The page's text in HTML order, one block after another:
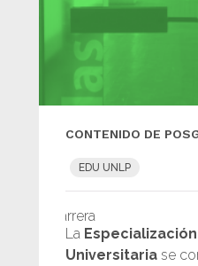
CONTENIDO DE
EDU UNLP
carrera
La
Universitaria se